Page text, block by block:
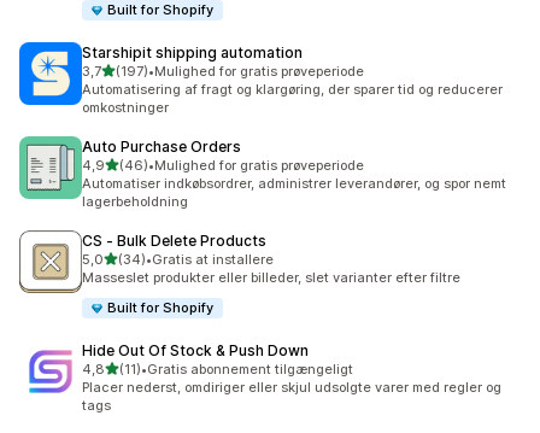
Built for Shopify
Starshipit shipping automation
3,7ud af 5 stjerner
(197)
197 anmeldelser i alt
•Mulighed for gratis prøveperiode
Automatisering af fragt og klargøring, der sparer tid og reducerer
omkostninger
Auto Purchase Orders
4,9ud af 5 stjerner
(46)
46 anmeldelser i alt
•Mulighed for gratis prøveperiode
Automatiser indkøbsordrer, administrer leverandører, og spor nemt
lagerbeholdning
CS ‑ Bulk Delete Products
5,0ud af 5 stjerner
(34)
34 anmeldelser i alt
•Gratis at installere
Masseslet produkter eller billeder, slet varianter efter filtre
Built for Shopify
Hide Out Of Stock & Push Down
4,8ud af 5 stjerner
(11)
11 anmeldelser i alt
•Gratis abonnement tilgængeligt
Placer nederst, omdiriger eller skjul udsolgte varer med regler og
tags